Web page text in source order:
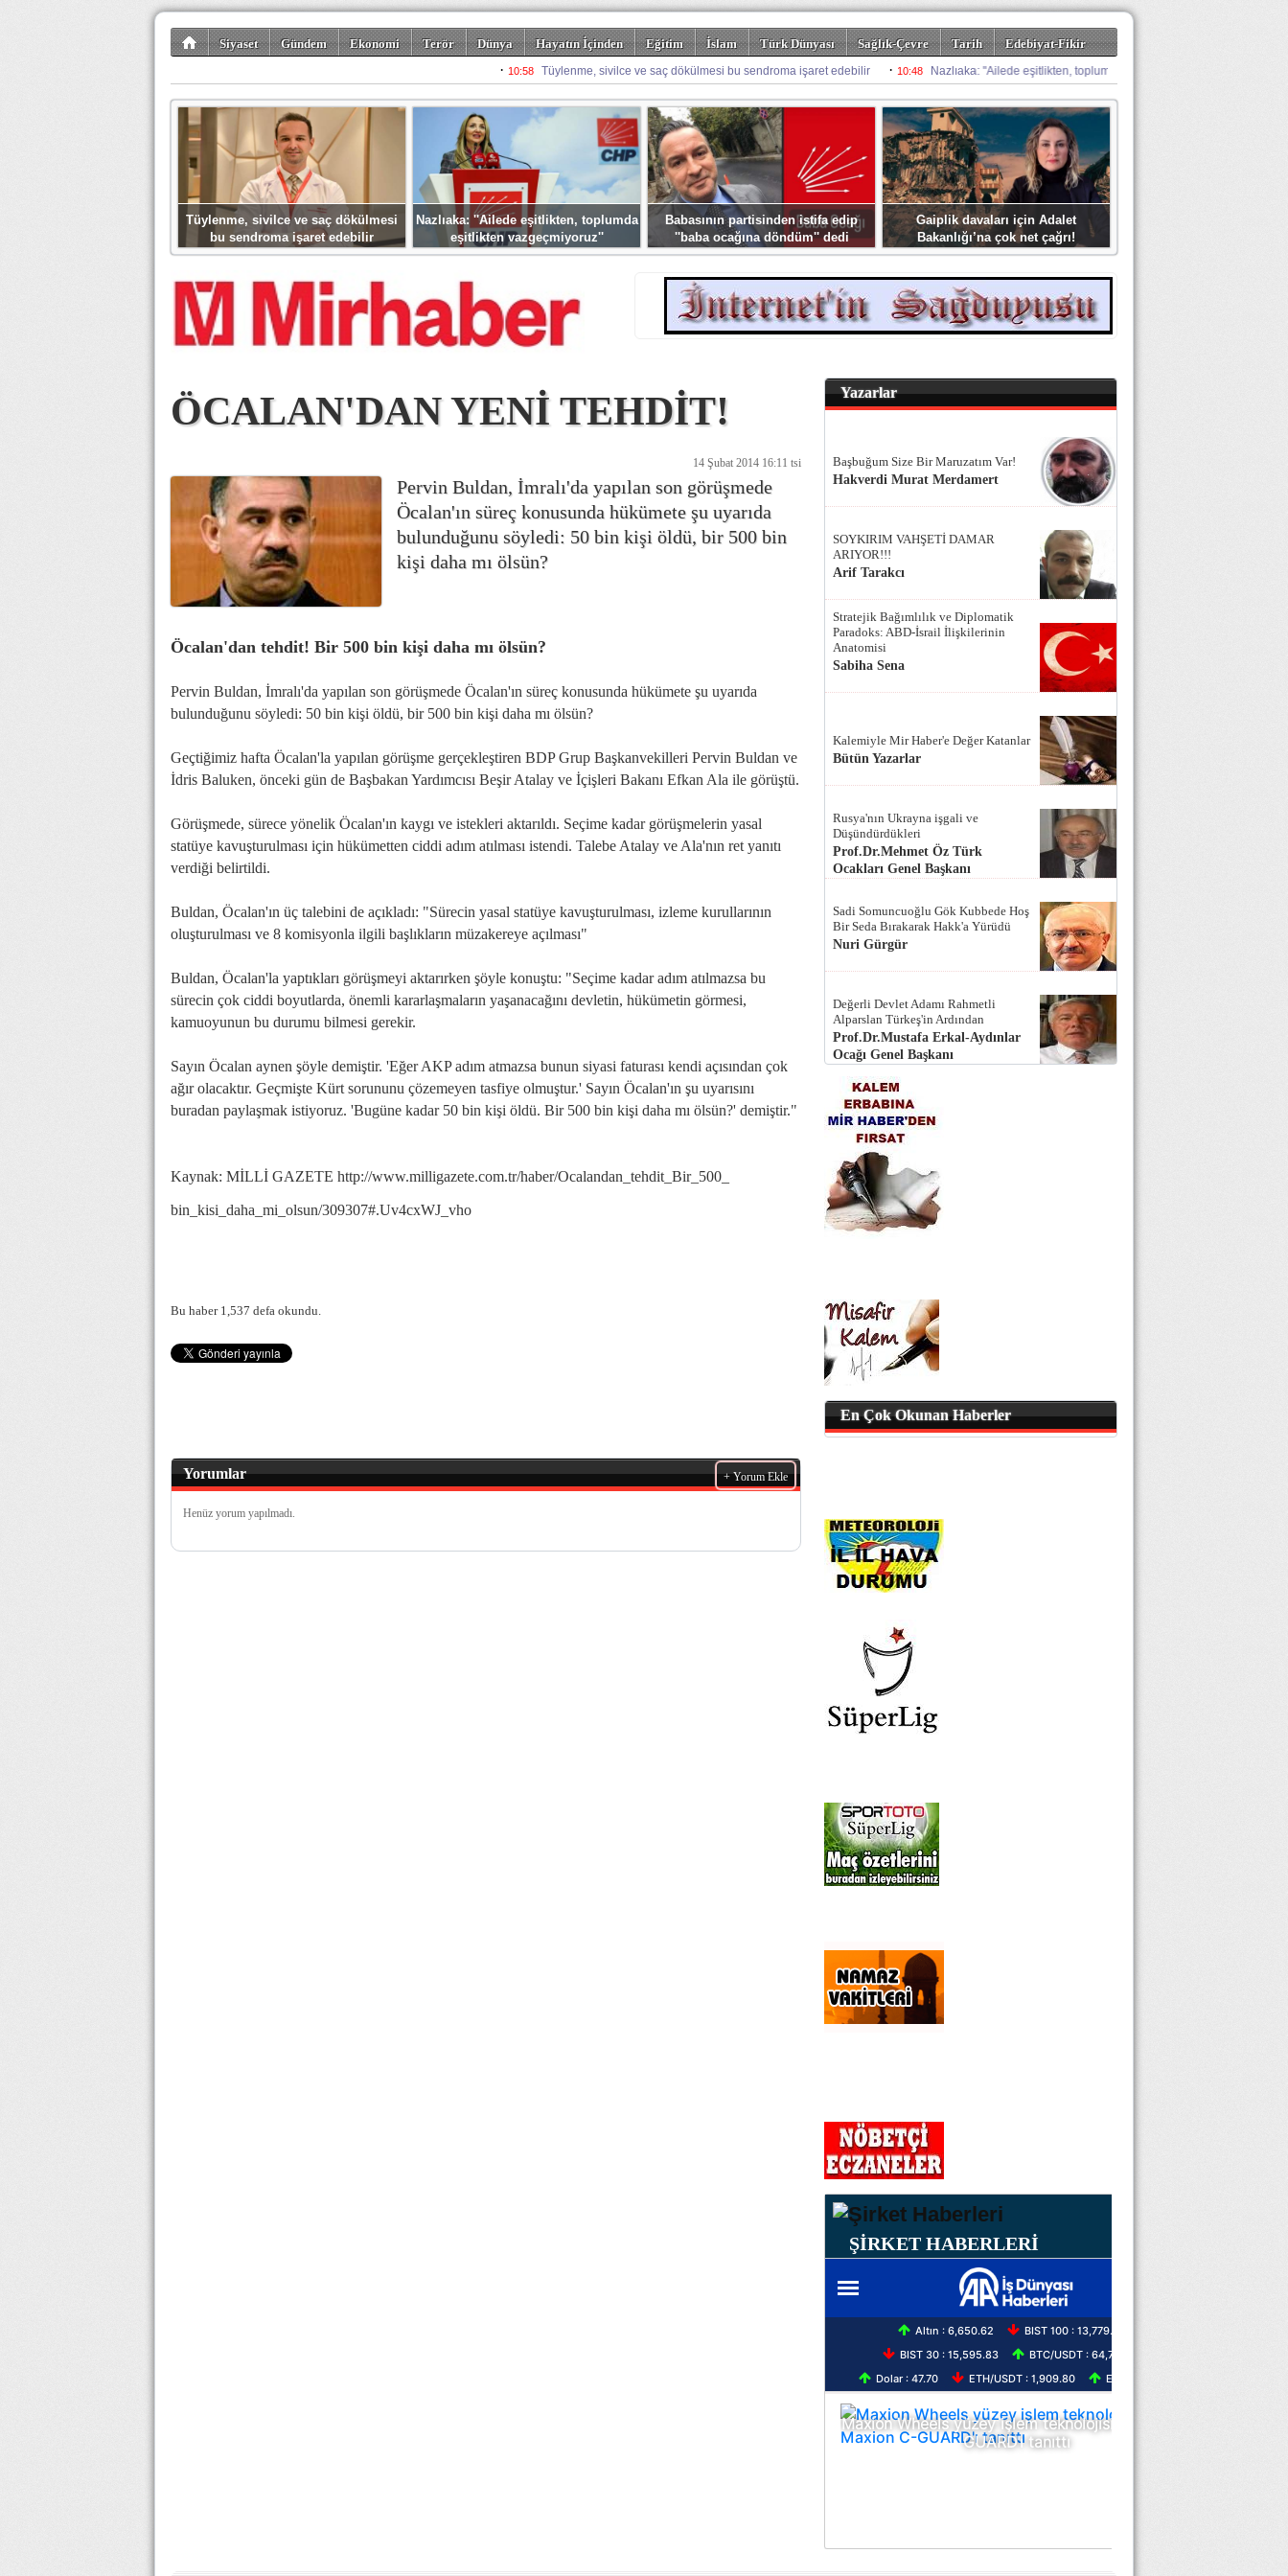
Siyaset Gündem Ekonomi Terör Dünya Hayatın İçinden Eğitim İslam Türk Dünyası Sağlık-Çevre Tarih
Edebiyat-Fikir
Spor Misafir Kalem Foto Galeriler
Tüylenme, sivilce ve saç dökülmesi
bu sendroma işaret edebilir
Nazlıaka: ''Ailede eşitlikten, toplumda
eşitlikten vazgeçmiyoruz''
Babasının partisinden istifa edip
''baba ocağına döndüm'' dedi
Gaiplik davaları için Adalet
Bakanlığı’na çok net çağrı!
ÖCALAN'DAN YENİ TEHDİT!
14 Şubat 2014 16:11 tsi
Pervin Buldan, İmralı'da yapılan son görüşmede
Öcalan'ın süreç konusunda hükümete şu uyarıda
bulunduğunu söyledi: 50 bin kişi öldü, bir 500 bin
kişi daha mı ölsün?
Öcalan'dan tehdit! Bir 500 bin kişi daha mı ölsün?
Pervin Buldan, İmralı'da yapılan son görüşmede Öcalan'ın süreç konusunda hükümete şu uyarıda
bulunduğunu söyledi: 50 bin kişi öldü, bir 500 bin kişi daha mı ölsün?
Geçtiğimiz hafta Öcalan'la yapılan görüşme gerçekleştiren BDP Grup Başkanvekilleri Pervin Buldan ve
İdris Baluken, önceki gün de Başbakan Yardımcısı Beşir Atalay ve İçişleri Bakanı Efkan Ala ile görüştü.
Görüşmede, sürece yönelik Öcalan'ın kaygı ve istekleri aktarıldı. Seçime kadar görüşmelerin yasal
statüye kavuşturulması için hükümetten ciddi adım atılması istendi. Talebe Atalay ve Ala'nın ret yanıtı
verdiği belirtildi.
Buldan, Öcalan'ın üç talebini de açıkladı: "Sürecin yasal statüye kavuşturulması, izleme kurullarının
oluşturulması ve 8 komisyonla ilgili başlıkların müzakereye açılması"
Buldan, Öcalan'la yaptıkları görüşmeyi aktarırken şöyle konuştu: "Seçime kadar adım atılmazsa bu
sürecin çok ciddi boyutlarda, önemli kararlaşmaların yaşanacağını devletin, hükümetin görmesi,
kamuoyunun bu durumu bilmesi gerekir.
Sayın Öcalan aynen şöyle demiştir. 'Eğer AKP adım atmazsa bunun siyasi faturası kendi açısından çok
ağır olacaktır. Geçmişte Kürt sorununu çözemeyen tasfiye olmuştur.' Sayın Öcalan'ın şu uyarısını
buradan paylaşmak istiyoruz. 'Bugüne kadar 50 bin kişi öldü. Bir 500 bin kişi daha mı ölsün?' demiştir."
Kaynak: MİLLİ GAZETE http://www.milligazete.com.tr/haber/Ocalandan_tehdit_Bir_500_
bin_kisi_daha_mi_olsun/309307#.Uv4cxWJ_vho
Bu haber 1,537 defa okundu.
Yorumlar + Yorum Ekle
Henüz yorum yapılmadı.
Yazarlar
Başbuğum Size Bir Maruzatım Var!
Hakverdi Murat Merdamert
SOYKIRIM VAHŞETİ DAMAR
ARIYOR!!!
Arif Tarakcı
Stratejik Bağımlılık ve Diplomatik
Paradoks: ABD-İsrail İlişkilerinin
Anatomisi
Sabiha Sena
Kalemiyle Mir Haber'e Değer Katanlar
Bütün Yazarlar
Rusya'nın Ukrayna işgali ve
Düşündürdükleri
Prof.Dr.Mehmet Öz Türk
Ocakları Genel Başkanı
Sadi Somuncuoğlu Gök Kubbede Hoş
Bir Seda Bırakarak Hakk'a Yürüdü
Nuri Gürgür
Değerli Devlet Adamı Rahmetli
Alparslan Türkeş'in Ardından
Prof.Dr.Mustafa Erkal-Aydınlar
Ocağı Genel Başkanı
En Çok Okunan Haberler
ŞİRKET HABERLERİ